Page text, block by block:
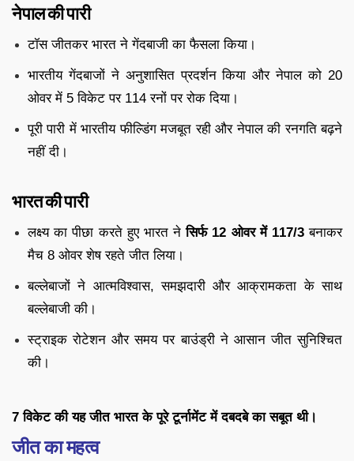
नेपाल की पारी
टॉस जीतकर भारत ने गेंदबाजी का फैसला किया।
भारतीय गेंदबाजों ने अनुशासित प्रदर्शन किया और नेपाल को 20
ओवर में 5 विकेट पर 114 रनों पर रोक दिया।
पूरी पारी में भारतीय फील्डिंग मजबूत रही और नेपाल की रनगति बढ़ने
नहीं दी।
भारत की पारी
लक्ष्य का पीछा करते हुए भारत नेसिर्फ 12 ओवर में 117/3बनाकर
मैच 8 ओवर शेष रहते जीत लिया।
बल्लेबाजों ने आत्मविश्वास, समझदारी और आक्रामकता के साथ
बल्लेबाजी की।
स्ट्राइक रोटेशन और समय पर बाउंड्री ने आसान जीत सुनिश्चित
की।
7 विकेट की यह जीत भारत के पूरे टूर्नामेंट में दबदबे का सबूत थी।
जीत का महत्व